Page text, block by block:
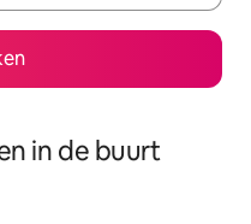
in de buurt